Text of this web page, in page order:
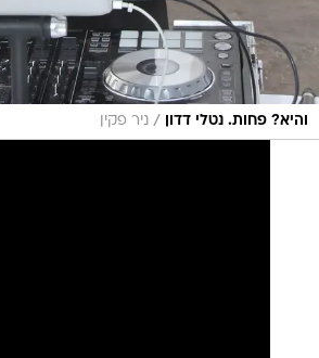
והיא? פחות. נטלי דדון / ניר פקין